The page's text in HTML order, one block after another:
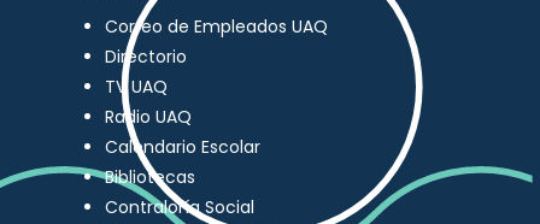
Correo de Empleados UAQ
Directorio
TV UAQ
Radio UAQ
Calendario Escolar
Bibliotecas
Contraloría Social